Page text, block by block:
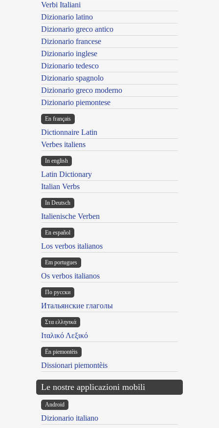
Verbi Italiani
Dizionario latino
Dizionario greco antico
Dizionario francese
Dizionario inglese
Dizionario tedesco
Dizionario spagnolo
Dizionario greco moderno
Dizionario piemontese
En français
Dictionnaire Latin
Verbes italiens
In english
Latin Dictionary
Italian Verbs
In Deutsch
Italienische Verben
En español
Los verbos italianos
Em portugues
Os verbos italianos
По русски
Итальянские глаголы
Στα ελληνικά
Ιταλικό Λεξικό
Ën piemontèis
Dissionari piemontèis
Le nostre applicazioni mobili
Android
Dizionario italiano